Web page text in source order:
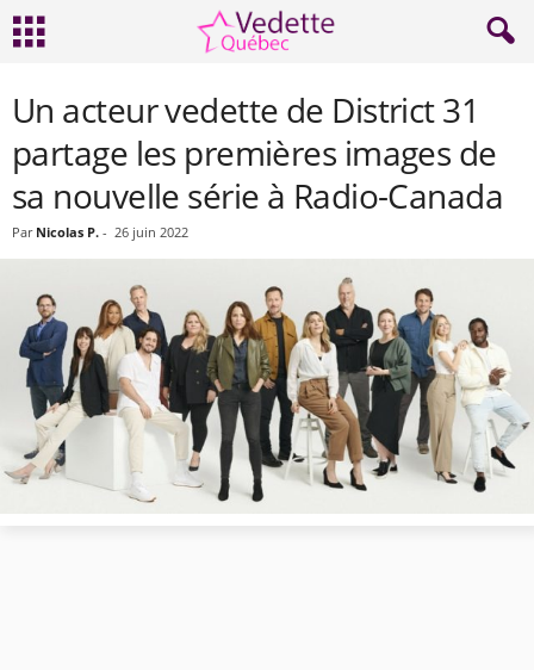
Un acteur vedette de District 31
partage les premières images de
sa nouvelle série à Radio-Canada
Par Nicolas P. - 26 juin 2022